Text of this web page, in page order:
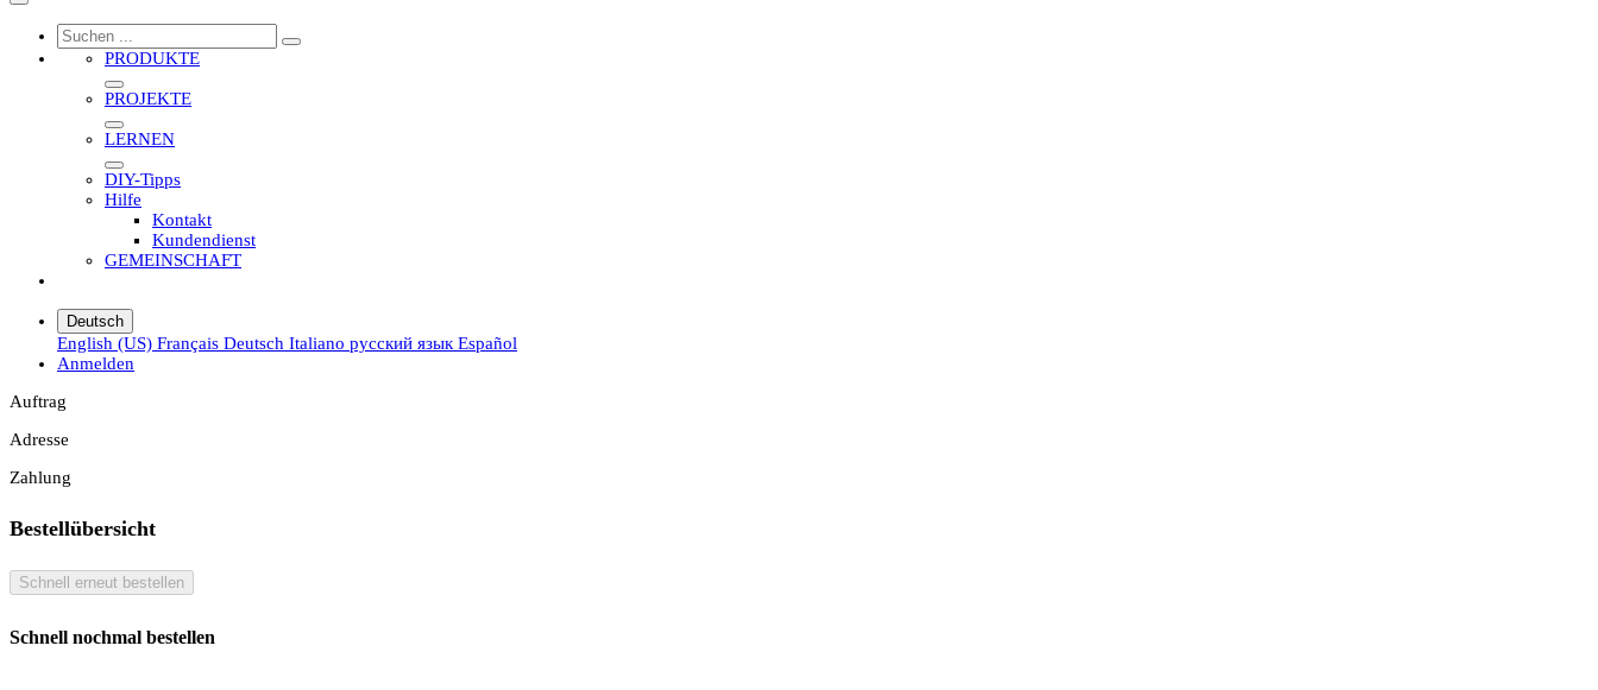
PRODUKTE
PROJEKTE
LERNEN
DIY-Tipps
Hilfe
Kontakt
Kundendienst
GEMEINSCHAFT
Deutsch
English (US) Français Deutsch Italiano русский язык Español
Anmelden
Auftrag
Adresse
Zahlung
Bestellübersicht
Schnell erneut bestellen
Schnell nochmal bestellen